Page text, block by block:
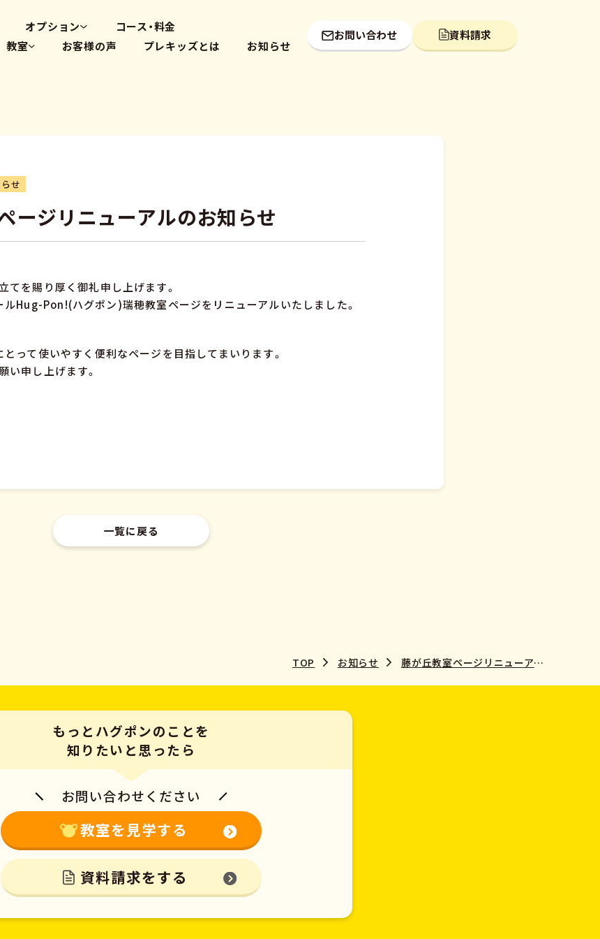
オプション
コース・料金
教室
お客様の声 プレキッズとは お知らせ
お問い合わせ 資料請求
せ
ージリニューアルのお知らせ
てを賜り厚く御礼申し上げます。
ルHug-Pon!(ハグポン)瑞穂教室ページをリニューアルいたしました。
とって使いやすく便利なページを目指してまいります。
い申し上げます。
一覧に戻る
TOP お知らせ 藤が丘教室ページリニューアルのお知らせ
もっとハグポンのことを
知りたいと思ったら
お問い合わせください
教室を見学する
資料請求をする